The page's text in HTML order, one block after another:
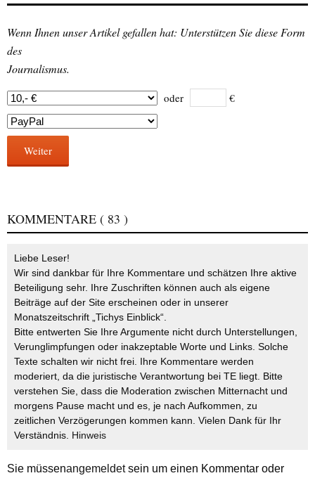
Wenn Ihnen unser Artikel gefallen hat: Unterstützen Sie diese Form
des
Journalismus.
oder €
Weiter
KOMMENTARE ( 83 )
Liebe Leser!
Wir sind dankbar für Ihre Kommentare und schätzen Ihre aktive
Beteiligung sehr. Ihre Zuschriften können auch als eigene
Beiträge auf der Site erscheinen oder in unserer
Monatszeitschrift „Tichys Einblick“.
Bitte entwerten Sie Ihre Argumente nicht durch Unterstellungen,
Verunglimpfungen oder inakzeptable Worte und Links. Solche
Texte schalten wir nicht frei. Ihre Kommentare werden
moderiert, da die juristische Verantwortung bei TE liegt. Bitte
verstehen Sie, dass die Moderation zwischen Mitternacht und
morgens Pause macht und es, je nach Aufkommen, zu
zeitlichen Verzögerungen kommen kann. Vielen Dank für Ihr
Verständnis. Hinweis
Sie müssenangemeldetsein um einen Kommentar oder